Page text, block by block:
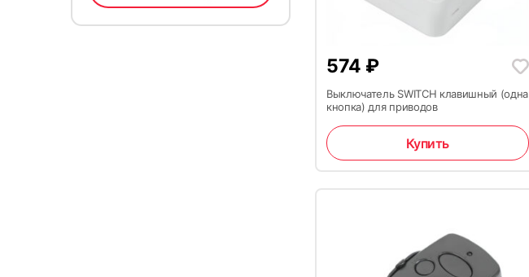
574 ₽
Выключатель SWITCH клавишный (одна
кнопка) для приводов
Купить